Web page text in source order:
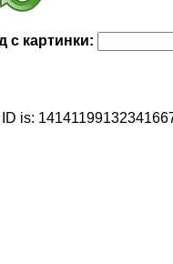
с картинки:
is: